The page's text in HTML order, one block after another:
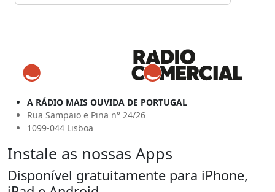
A RÁDIO MAIS OUVIDA DE PORTUGAL
Rua Sampaio e Pina n° 24/26
1099-044 Lisboa
Instale as nossas Apps
Disponível gratuitamente para iPhone,